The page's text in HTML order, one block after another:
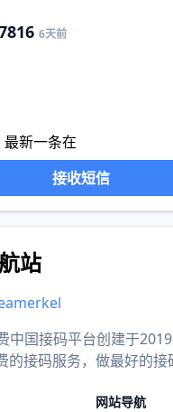
6天前
新一条在
接收短信
站
中国接码平台创建于
的接码服务，做最好的接
网站导航